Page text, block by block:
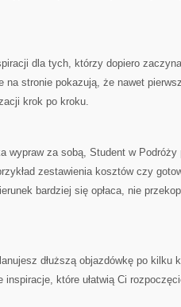
dla tych, którzy dopiero
na stronie pokazują, że nawet
krok po kroku.
wypraw za sobą, Student w Podróży
zestawienia kosztów czy
bardziej się opłaca, nie
dłuższą objazdówkę po kilku
inspiracje, które ułatwią Ci